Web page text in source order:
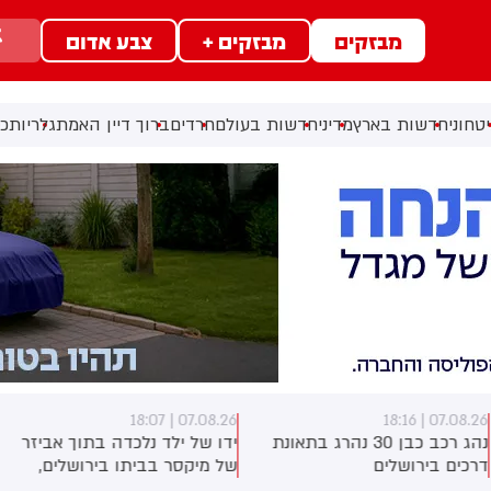
מבזקים מבזקים + צבע אדום
חדשות בארץמדיניחדשות בעולםחרדיםברוך דיין האמתגלריות
07.08.26 | 18:16
נהג רכב כבן 30 נהרג בתאונת
דרכים בירושלים
07.08.26 | 18:07
ידו של ילד נלכדה בתוך אביזר
של מיקסר בביתו בירושלים,